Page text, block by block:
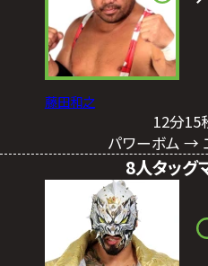
藤田和之
12分15
パワーボム →
8人タッグ